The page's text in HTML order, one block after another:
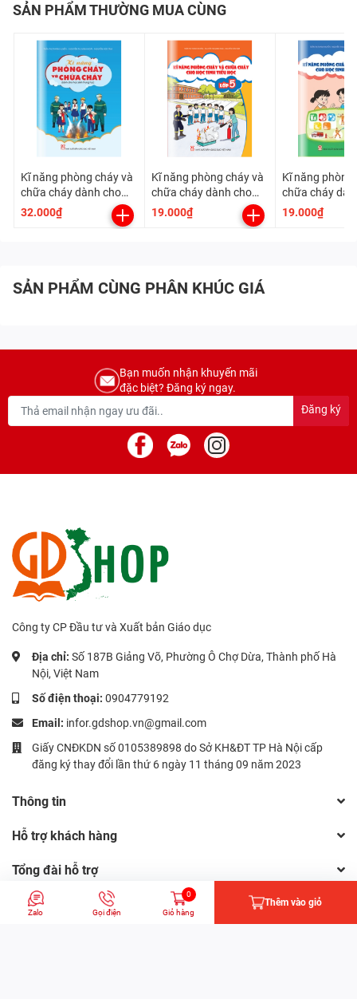
SẢN PHẨM THƯỜNG MUA CÙNG
Kĩ năng phòng cháy và
chữa cháy dành cho
học sinh Trung học
32.000₫
Kĩ năng phòng cháy và
chữa cháy dành cho
học sinh Tiểu học - Lớp
19.000₫
Kĩ năng phòng
chữa cháy
học sinh Tiểu
19.000₫
SẢN PHẨM CÙNG PHÂN KHÚC GIÁ
Bạn muốn nhận khuyến mãi
đặc biệt? Đăng ký ngay.
Đăng ký
Công ty CP Đầu tư và Xuất bản Giáo dục
Địa chỉ: Số 187B Giảng Võ, Phường Ô Chợ Dừa, Thành phố Hà
Nội, Việt Nam
Số điện thoại: 0904779192
Email: infor.gdshop.vn@gmail.com
Giấy CNĐKDN số 0105389898 do Sở KH&ĐT TP Hà Nội cấp
đăng ký thay đổi lần thứ 6 ngày 11 tháng 09 năm 2023
Thông tin
Hỗ trợ khách hàng
Tổng đài hỗ trợ
Hotline: 0904779192
Zalo Gọi điện
0
Giỏ hàng
Thêm vào giỏ